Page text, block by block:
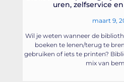
uren, zelfservice
maart 9,
Wil je weten wanneer de
boeken te lenen/terug te
gebruiken of iets te printen?
mix van